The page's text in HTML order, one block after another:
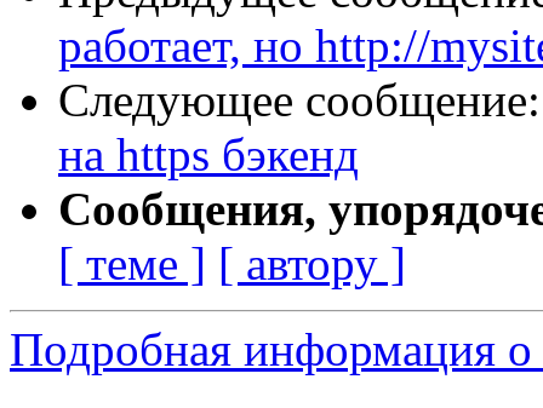
работает, но http://
Следующее
на https бэкенд
Сообщения,
[ теме ] [ автору ]
Подробная информация